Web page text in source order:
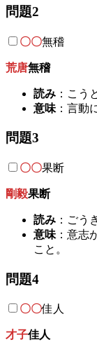
問題2
〇〇無稽
荒唐無稽
読み ：こう
意味 ：言動
問題3
〇〇果断
剛毅果断
読み ：ごう
意味 ：意志
こと。
問題4
〇〇佳人
才子佳人